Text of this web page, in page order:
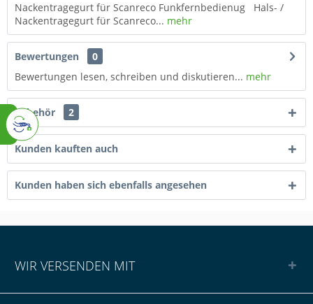
Nackentragegurt für Scanreco Funkfernbedienug Hals- /
Nackentragegurt für Scanreco... mehr
Bewertungen
0
Bewertungen lesen, schreiben und diskutieren... mehr
Zubehör 2
Kunden kauften auch
Kunden haben sich ebenfalls angesehen
WIR VERSENDEN MIT